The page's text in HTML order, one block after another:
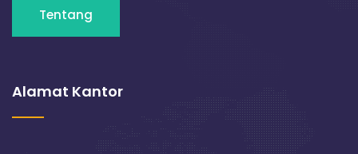
Tentang
Alamat Kantor